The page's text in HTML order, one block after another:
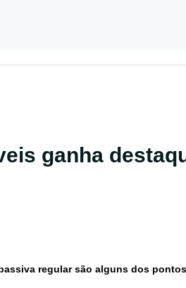
ganha
regular são alguns dos